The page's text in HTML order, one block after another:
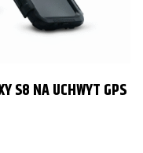
S8 NA UCHWYT GPS